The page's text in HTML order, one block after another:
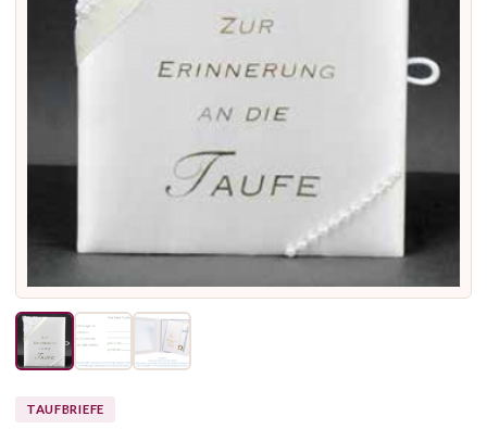
TAUFBRIEFE